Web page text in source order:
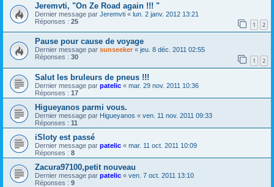
Jeremvti, "On Ze Road again !!! "
Dernier message par Jeremvti « lun. 2 janv. 2012 13:21
Réponses : 25 1 2
Pause pour cause de voyage
Dernier message par sunseeker « jeu. 8 déc. 2011 02:55
Réponses : 30 1 2
Salut les bruleurs de pneus !!!
Dernier message par patelic « mar. 29 nov. 2011 10:36
Réponses : 17
Higueyanos parmi vous.
Dernier message par Higueyanos « ven. 11 nov. 2011 09:33
Réponses : 11
iSloty est passé
Dernier message par patelic « mar. 11 oct. 2011 10:09
Réponses : 8
Zacura97100,petit nouveau
Dernier message par patelic « ven. 7 oct. 2011 13:10
Réponses : 9